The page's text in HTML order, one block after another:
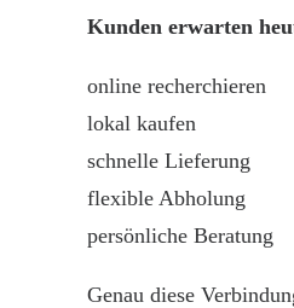
Kunden erwarten
online recherchieren
lokal kaufen
schnelle Lieferung
flexible Abholung
persönliche Beratung
Genau diese